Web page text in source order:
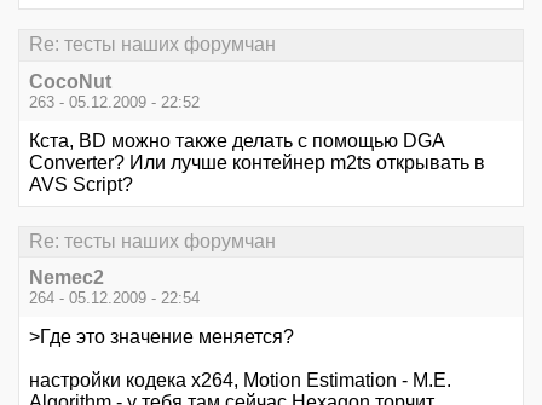
Re: тесты наших форумчан
CocoNut
263 - 05.12.2009 - 22:52
Кста, BD можно также делать с помощью DGA
Converter? Или лучше контейнер m2ts открывать в
AVS Script?
Re: тесты наших форумчан
Nemec2
264 - 05.12.2009 - 22:54
>Где это значение меняется?
настройки кодека x264, Motion Estimation - M.E.